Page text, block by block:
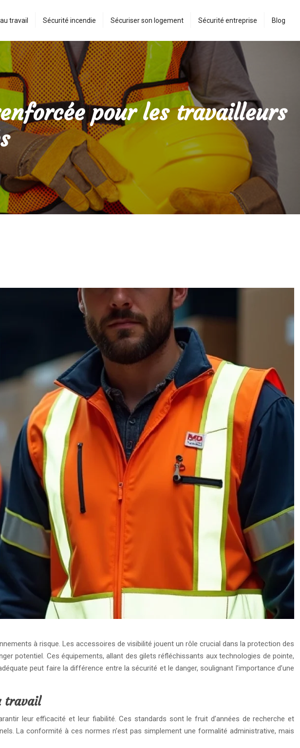
travail Sécurité incendie Sécuriser son logement Sécurité entreprise Blog
pour les travailleurs
à risque. Les accessoires de visibilité jouent un rôle crucial dans la protection des
potentiel. Ces équipements, allant des gilets réfléchissants aux technologies de pointe,
peut faire la différence entre la sécurité et le danger, soulignant l’importance d’une
travail
leur efficacité et leur fiabilité. Ces standards sont le fruit d’années de recherche et
La conformité à ces normes n’est pas simplement une formalité administrative, mais